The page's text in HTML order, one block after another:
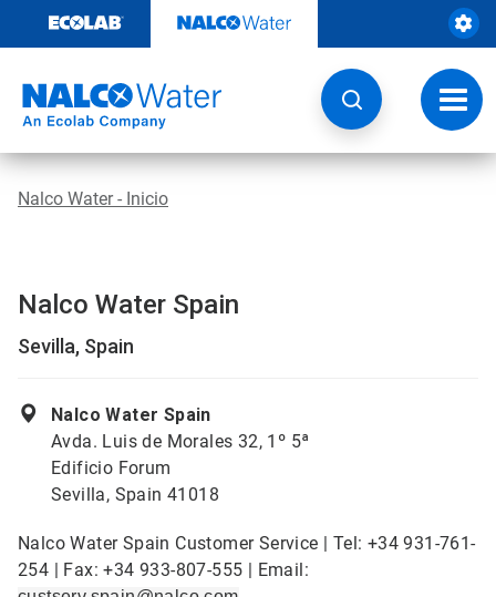
contenido
Botón
de
Nalco Water - Inicio
Nalco Water Spain
Sevilla, Spain
Nalco Water Spain
Avda. Luis de Morales 32, 1º 5ª
Edificio Forum
Sevilla, Spain 41018
Nalco Water Spain Customer Service | Tel: +34 931-761-
254 | Fax: +34 933-807-555 | Email: